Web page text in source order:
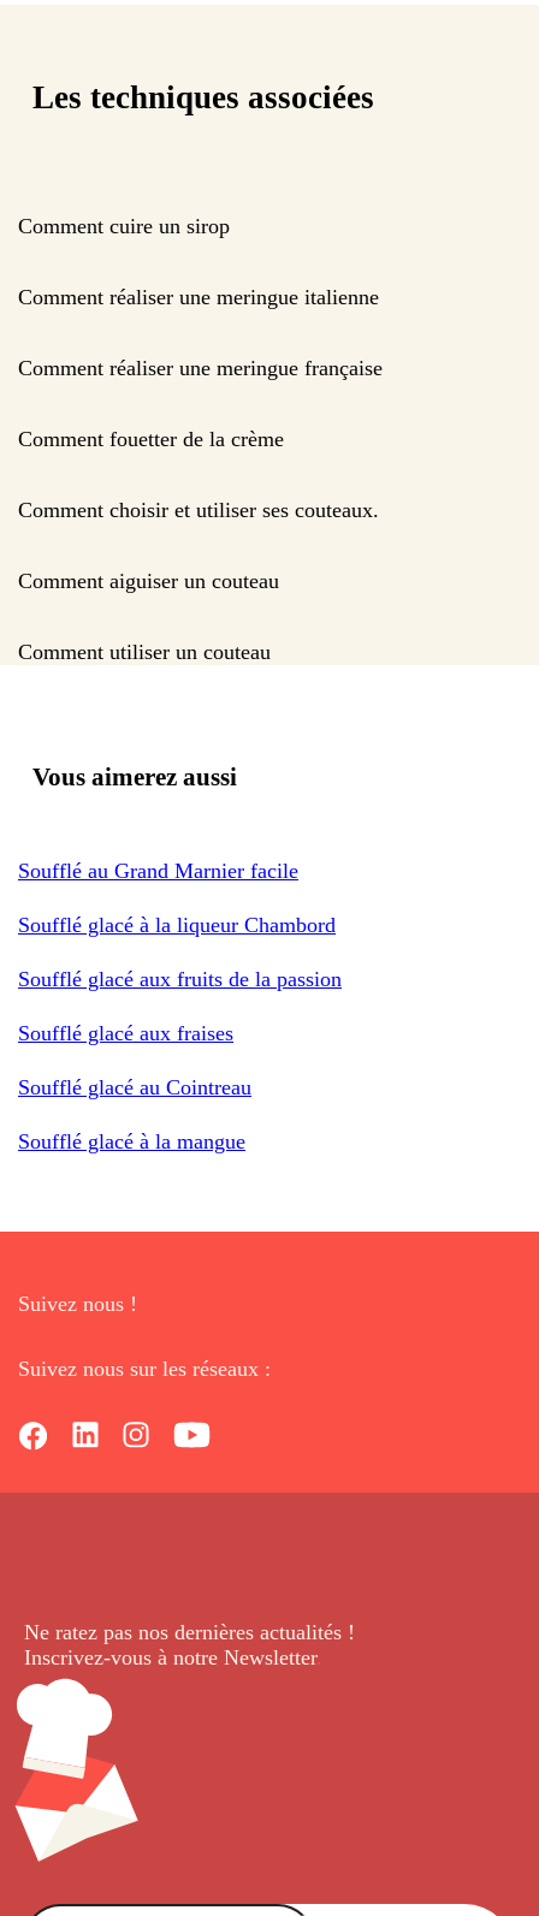
Les techniques associées
Comment cuire un sirop
Comment réaliser une meringue italienne
Comment réaliser une meringue française
Comment fouetter de la crème
Comment choisir et utiliser ses couteaux.
Comment aiguiser un couteau
Comment utiliser un couteau
Vous aimerez aussi
Soufflé au Grand Marnier facile
Soufflé glacé à la liqueur Chambord
Soufflé glacé aux fruits de la passion
Soufflé glacé aux fraises
Soufflé glacé au Cointreau
Soufflé glacé à la mangue
Suivez nous !
Suivez nous sur les réseaux :
Ne ratez pas nos dernières actualités !
Inscrivez-vous à notre Newsletter.